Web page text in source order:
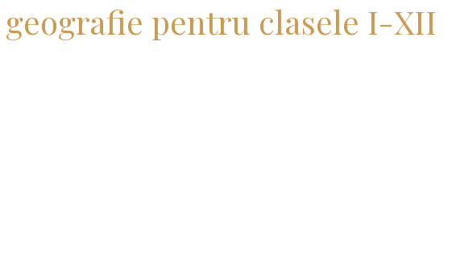
pentru clasele I-XII